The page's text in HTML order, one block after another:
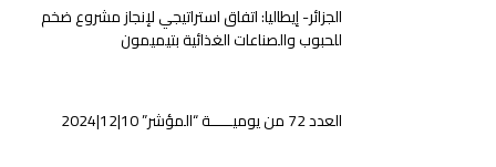
الجزائر- إيطاليا: اتفاق استراتيجي لإنجاز مشروع ضخم
للحبوب والصناعات الغذائية بتيميمون
العدد 72 من يوميـــــة “المؤشر” 10|12|2024